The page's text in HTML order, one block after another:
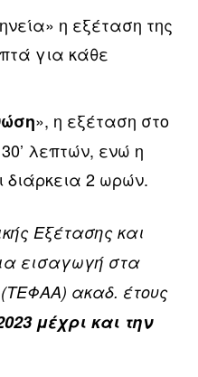
η εξέταση της
για κάθε
», η εξέταση στο
λεπτών, ενώ η
διάρκεια 2 ωρών.
Εξέτασης και
εισαγωγή στα
ακαδ. έτους
μέχρι και την